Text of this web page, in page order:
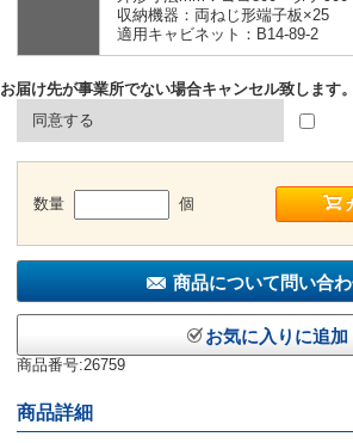
収納機器：両ねじ形端子板×25
適用キャビネット：B14-89-2
お届け先が事業所でない場合キャンセル致します。
同意する
数量 個
商品について問い合
お気に入りに追加
商品番号:26759
商品詳細